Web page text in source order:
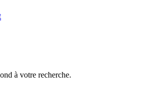
à votre recherche.